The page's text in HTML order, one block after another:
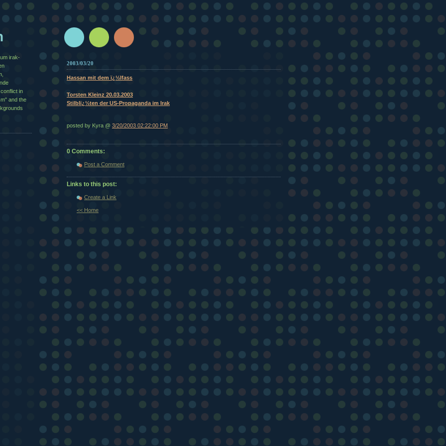
2003/03/20
Hassan mit dem ï¿½lfass
Torsten Kleinz 20.03.2003
Stilblï¿½ten der US-Propaganda im Irak
posted by Kyra @ 3/20/2003 02:22:00 PM
0 Comments:
Post a Comment
Links to this post:
Create a Link
<< Home
irak-
in
and the